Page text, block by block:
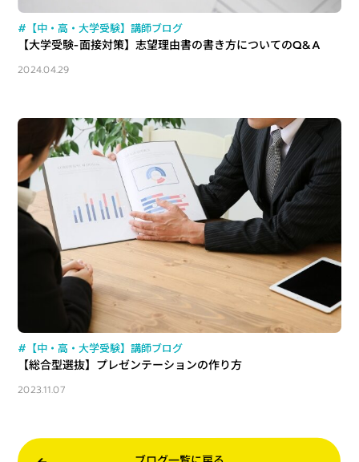
#【中・高・大学受験】講師ブログ
【大学受験-面接対策】志望理由書の書き方についてのQ&A
2024.04.29
#【中・高・大学受験】講師ブログ
【総合型選抜】プレゼンテーションの作り方
2023.11.07